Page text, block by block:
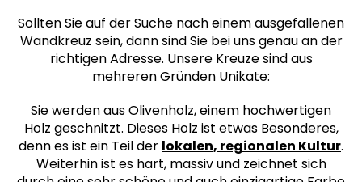
Sollten Sie auf der Suche nach einem ausgefallenen
Wandkreuz sein, dann sind Sie bei uns genau an der
richtigen Adresse. Unsere Kreuze sind aus
mehreren Gründen Unikate:
Sie werden aus Olivenholz, einem hochwertigen
Holz geschnitzt. Dieses Holz ist etwas Besonderes,
denn es ist ein Teil der lokalen, regionalen Kultur.
Weiterhin ist es hart, massiv und zeichnet sich